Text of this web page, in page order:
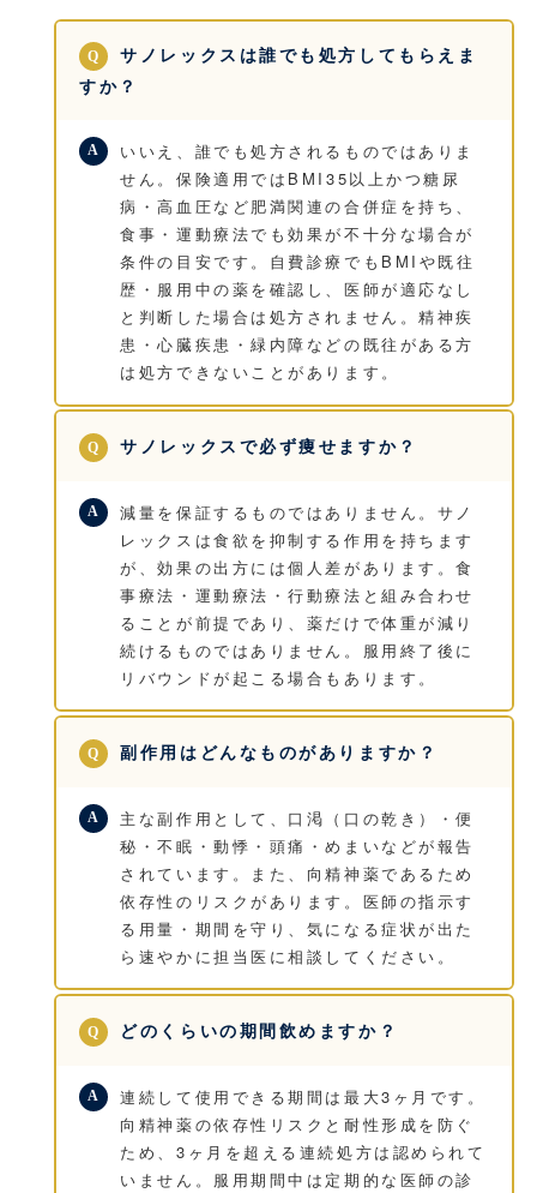
サノレックスは誰でも処方してもらえま
すか？
いいえ、誰でも処方されるものではありま
せん。保険適用ではBMI35以上かつ糖尿
病・高血圧など肥満関連の合併症を持ち、
食事・運動療法でも効果が不十分な場合が
条件の目安です。自費診療でもBMIや既往
歴・服用中の薬を確認し、医師が適応なし
と判断した場合は処方されません。精神疾
患・心臓疾患・緑内障などの既往がある方
は処方できないことがあります。
サノレックスで必ず痩せますか？
減量を保証するものではありません。サノ
レックスは食欲を抑制する作用を持ちます
が、効果の出方には個人差があります。食
事療法・運動療法・行動療法と組み合わせ
ることが前提であり、薬だけで体重が減り
続けるものではありません。服用終了後に
リバウンドが起こる場合もあります。
副作用はどんなものがありますか？
主な副作用として、口渇（口の乾き）・便
秘・不眠・動悸・頭痛・めまいなどが報告
されています。また、向精神薬であるため
依存性のリスクがあります。医師の指示す
る用量・期間を守り、気になる症状が出た
ら速やかに担当医に相談してください。
どのくらいの期間飲めますか？
連続して使用できる期間は最大3ヶ月です。
向精神薬の依存性リスクと耐性形成を防ぐ
ため、3ヶ月を超える連続処方は認められて
いません。服用期間中は定期的な医師の診